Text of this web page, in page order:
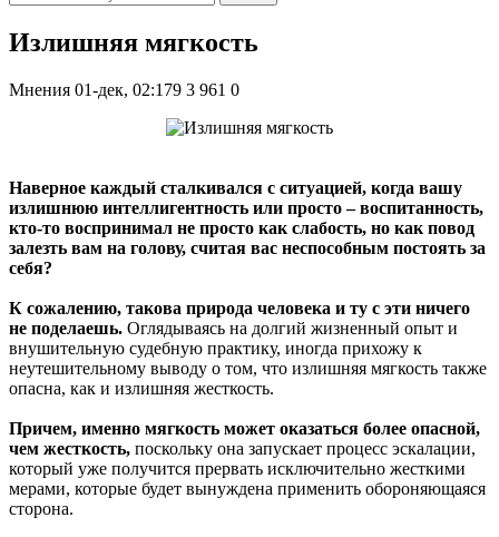
Излишняя мягкость
Мнения 01-дек, 02:179 3 961 0
Наверное каждый сталкивался с ситуацией, когда вашу
излишнюю интеллигентность или просто – воспитанность,
кто-то воспринимал не просто как слабость, но как повод
залезть вам на голову, считая вас неспособным постоять за
себя?
К сожалению, такова природа человека и ту с эти ничего
не поделаешь. Оглядываясь на долгий жизненный опыт и
внушительную судебную практику, иногда прихожу к
неутешительному выводу о том, что излишняя мягкость также
опасна, как и излишняя жесткость.
Причем, именно мягкость может оказаться более опасной,
чем жесткость, поскольку она запускает процесс эскалации,
который уже получится прервать исключительно жесткими
мерами, которые будет вынуждена применить обороняющаяся
сторона.